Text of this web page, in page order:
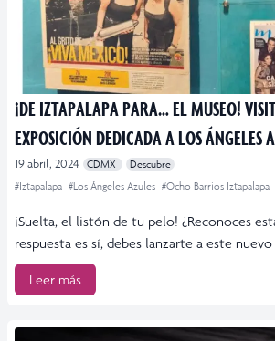
¡DE IZTAPALAPA PARA… EL MUSEO!
EXPOSICIÓN DEDICADA A LOS ÁNGELES
19 abril, 2024 CDMX
Descubre
#Iztapalapa #Los Ángeles Azules #Ocho Barrios Iztapalapa
¡Suelta, el listón de tu pelo! ¿Reconoces
respuesta es sí, debes lanzarte a este
Leer más